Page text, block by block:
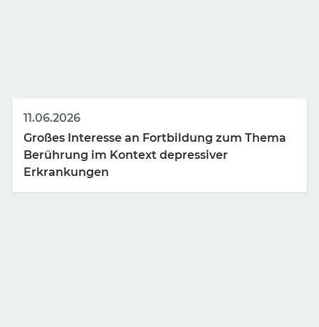
11.06.2026
Großes Interesse an Fortbildung zum Thema
Berührung im Kontext depressiver
Erkrankungen